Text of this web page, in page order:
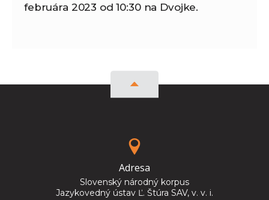
februára 2023 od 10:30 na Dvojke.
Adresa
Slovenský národný korpus
Jazykovedný ústav Ľ. Štúra SAV, v. v. i.